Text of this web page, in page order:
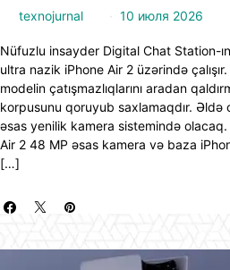
texnojurnal 10 июля 2026
Nüfuzlu insayder Digital Chat Station-
ultra nazik iPhone Air 2 üzərində
modelin çatışmazlıqlarını aradan
korpusunu qoruyub saxlamaqdır. Əldə
əsas yenilik kamera sistemində
Air 2 48 MP əsas kamera və baza
[…]